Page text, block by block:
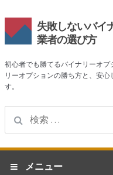
失敗しないバイ
業者の選び方
初心者でも勝てるバイナリーオ
リーオプションの勝ち方と、安
す。
ナ
ビ
コ
ン
メニュー